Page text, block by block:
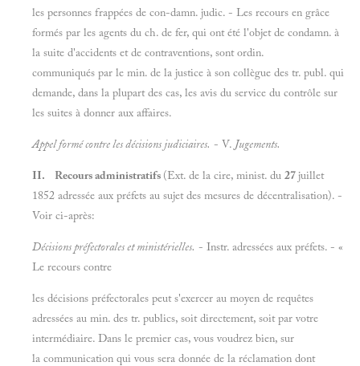
les personnes frappées de con-damn. judic. - Les recours en grâce
formés par les agents du ch. de fer, qui ont été l'objet de condamn. à
la suite d'accidents et de contraventions, sont ordin.
communiqués par le min. de la justice à son collègue des tr. publ. qui
demande, dans la plupart des cas, les avis du service du contrôle sur
les suites à donner aux affaires.
Appel formé contre les décisions judiciaires. - V. Jugements.
II. Recours administratifs (Ext. de la cire, minist. du 27juillet
1852 adressée aux préfets au sujet des mesures de décentralisation). -
Voir ci-après:
Décisions préfectorales et ministérielles. - Instr. adressées aux préfets. - «
Le recours contre
les décisions préfectorales peut s'exercer au moyen de requêtes
adressées au min. des tr. publics, soit directement, soit par votre
intermédiaire. Dans le premier cas, vous voudrez bien, sur
la communication qui vous sera donnée de la réclamation dont